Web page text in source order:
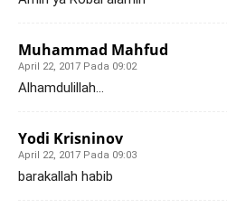
Muhammad Mahfud
April 22, 2017 Pada 09:02
Alhamdulillah…
Yodi Krisninov
April 22, 2017 Pada 09:03
barakallah habib